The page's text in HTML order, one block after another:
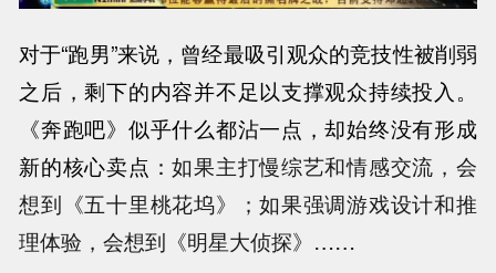
对于“跑男”来说， 曾经最吸引观众的竞技性被削弱
之后，剩下的内容并不足以支撑观众持续投入。
《奔跑吧》似乎什么都沾一点，却始终没有形成
新的核心卖点：如果主打慢综艺和情感交流，会
想到《五十里桃花坞》；如果强调游戏设计和推
理体验，会想到《明星大侦探》……